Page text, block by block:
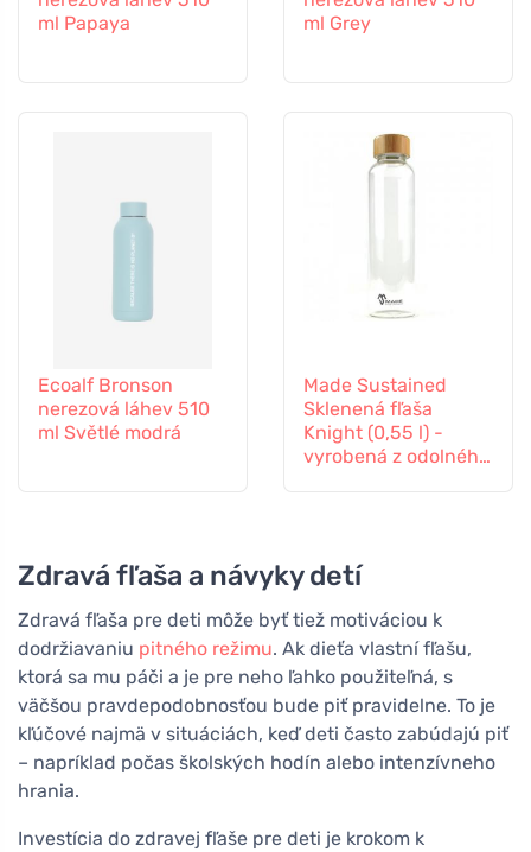
ml Papaya
ml Grey
Ecoalf Bronson
nerezová láhev 510
ml Světlé modrá
Made Sustained
Sklenená fľaša
Knight (0,55 l) -
vyrobená z odolného
Zdravá fľaša a návyky detí
Zdravá fľaša pre deti môže byť tiež motiváciou k
dodržiavaniu pitného režimu. Ak dieťa vlastní fľašu,
ktorá sa mu páči a je pre neho ľahko použiteľná, s
väčšou pravdepodobnosťou bude piť pravidelne. To je
kľúčové najmä v situáciách, keď deti často zabúdajú piť
– napríklad počas školských hodín alebo intenzívneho
hrania.
Investícia do zdravej fľaše pre deti je krokom k